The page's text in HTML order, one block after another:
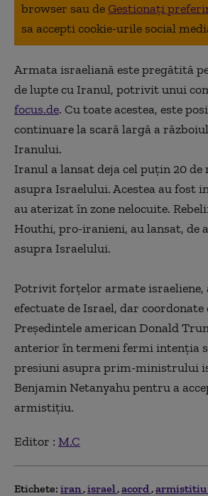
browser sau deGestionați
sa accepti cookie-urile social
Armata israeliană este pregătită
de lupte cu Iranul, potrivit unui
focus.de. Cu toate acestea, este
continuare la scară largă a
Iranului.
Iranul a lansat deja cel puțin 20 de
asupra Israelului. Acestea au fost
au aterizat în zone nelocuite.
Houthi, pro-iranieni, au lansat, de
asupra Israelului.
Potrivit forțelor armate israeliene,
efectuate de Israel, dar coordonate
Președintele american Donald
anterior în termeni fermi intenția
presiuni asupra prim-ministrului
Benjamin Netanyahu pentru a
armistițiu.
Editor : M.C
Etichete: iran israel acord armistitiu